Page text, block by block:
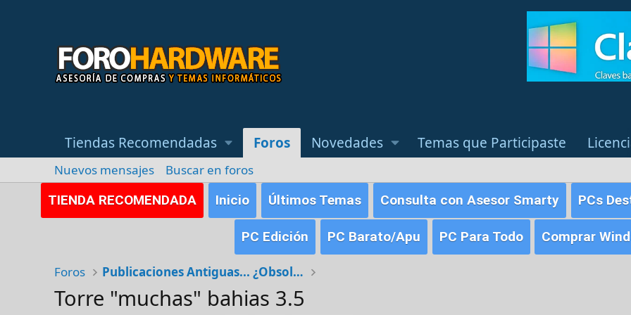
Tiendas Recomendadas Foros Novedades Temas que Participaste
Nuevos mensajes
Buscar en foros
TIENDA RECOMENDADA
Inicio Últimos Temas Consulta con Asesor Smarty PCs
PC Edición PC Barato/Apu PC Para Todo Comprar
Foros Publicaciones Antiguas... ¿Obsoletas?
Torre "muchas" bahias 3.5